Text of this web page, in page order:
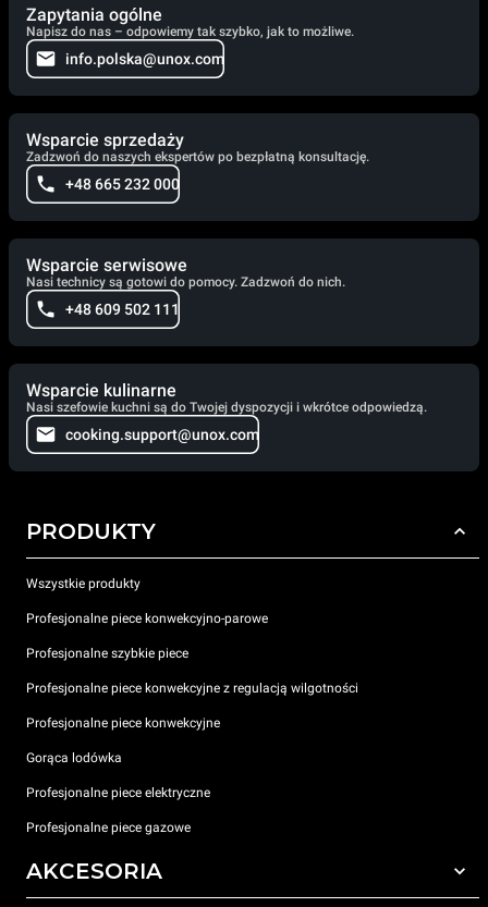
Zapytania ogólne
Napisz do nas – odpowiemy tak szybko, jak to możliwe.
info.polska@unox.com
Wsparcie sprzedaży
Zadzwoń do naszych ekspertów po bezpłatną konsultację.
+48 665 232 000
Wsparcie serwisowe
Nasi technicy są gotowi do pomocy. Zadzwoń do nich.
+48 609 502 111
Wsparcie kulinarne
Nasi szefowie kuchni są do Twojej dyspozycji i wkrótce odpowiedzą.
cooking.support@unox.com
PRODUKTY
Wszystkie produkty
Profesjonalne piece konwekcyjno-parowe
Profesjonalne szybkie piece
Profesjonalne piece konwekcyjne z regulacją wilgotności
Profesjonalne piece konwekcyjne
Gorąca lodówka
Profesjonalne piece elektryczne
Profesjonalne piece gazowe
AKCESORIA